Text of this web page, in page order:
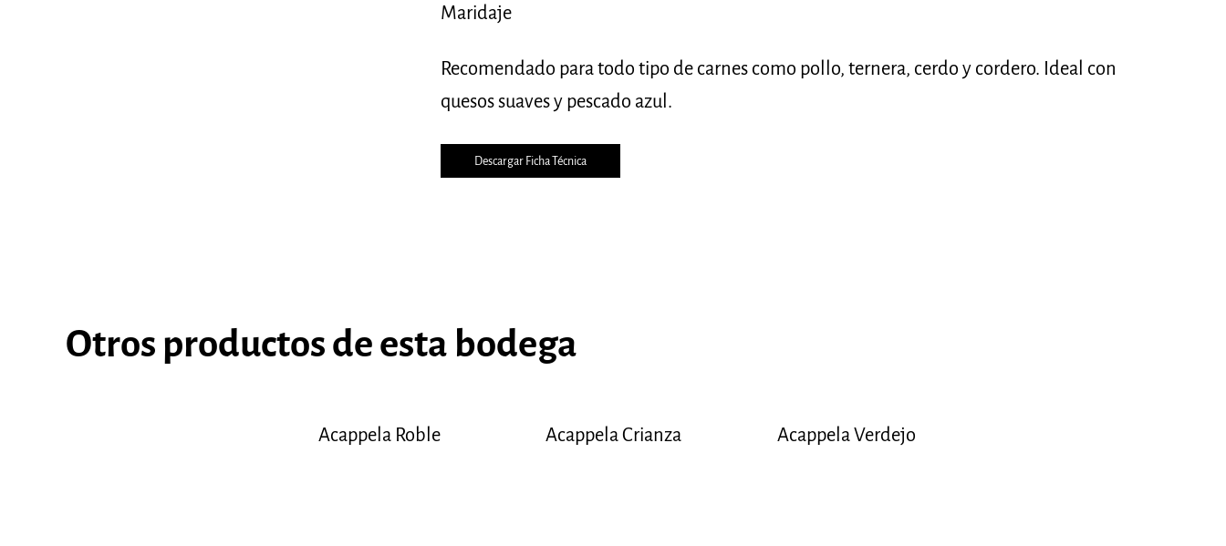
Otros productos de esta bodega
Acappela Roble Acappela Crianza Acappela Verdejo
Maridaje
Recomendado para todo tipo de carnes como pollo, ternera, cerdo y cordero. Ideal con
quesos suaves y pescado azul.
Descargar Ficha Técnica